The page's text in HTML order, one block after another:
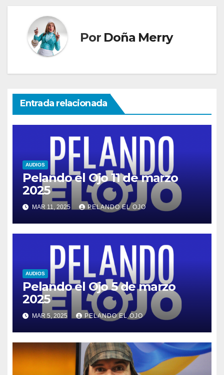
Por Doña Merry
Entrada relacionada
AUDIOS
Pelando el Ojo 11 de marzo
2025
MAR 11, 2025 PELANDO EL OJO
AUDIOS
Pelando el Ojo 5 de marzo
2025
MAR 5, 2025 PELANDO EL OJO